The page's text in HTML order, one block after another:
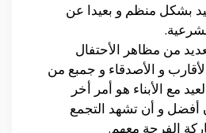
بشكل منظم و بعيدا عن
من مظاهر الأحتفال
و الأصدقاء و جمبع من
مع الأبناء هو أمر أخر
أفضل و أن تشهد التجمع
الفرحة معهم.